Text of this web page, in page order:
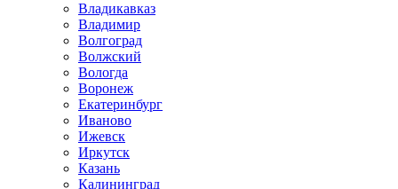
Владикавказ
Владимир
Волгоград
Волжский
Вологда
Воронеж
Екатеринбург
Иваново
Ижевск
Иркутск
Казань
Калининград